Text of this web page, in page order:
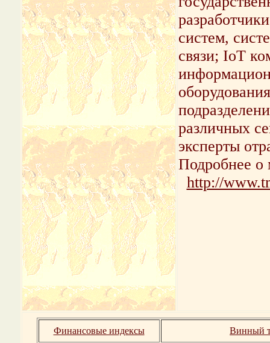
систем,
связи; IoT
различных
эксперты
Подробнее о
http://
Финансовые индексы Винный